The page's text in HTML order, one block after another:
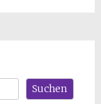
Suchen